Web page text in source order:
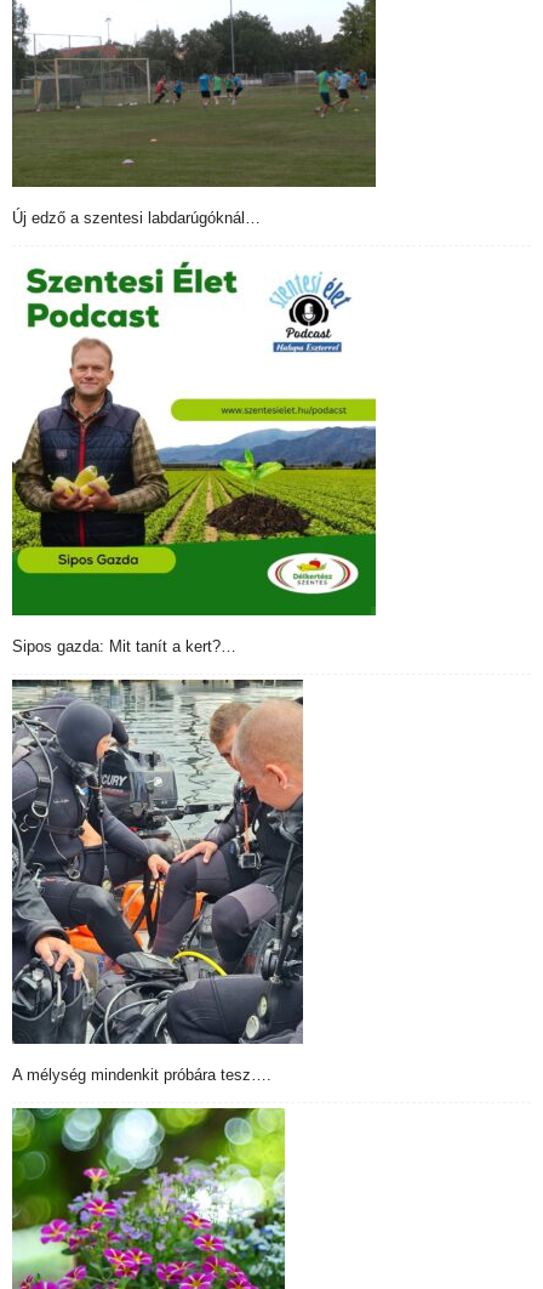
Új edző a szentesi labdarúgóknál…
Sipos gazda: Mit tanít a kert?…
A mélység mindenkit próbára tesz….